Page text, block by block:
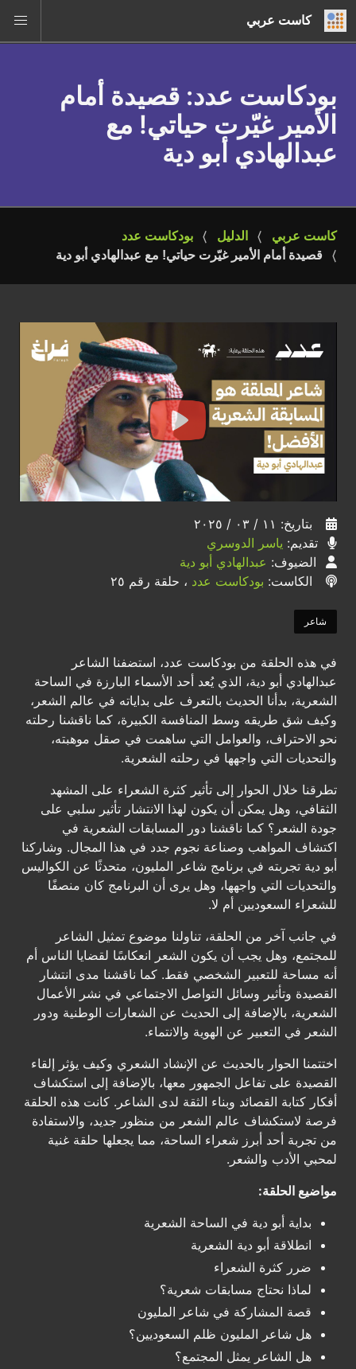
كاست عربي
بودكاست عدد: قصيدة أمام
الأمير غيّرت حياتي! مع
عبدالهادي أبو دية
كاست عربي الدليل
بودكاست عدد
قصيدة أمام الأمير غيّرت حياتي! مع عبدالهادي أبو دية
بتاريخ: ١١ / ٠٣ / ٢٠٢٥
تقديم: ياسر الدوسري
الضيوف: عبدالهادي أبو دية
الكاست: بودكاست عدد ، حلقة رقم ٢٥
شاعر
في هذه الحلقة من بودكاست عدد، استضفنا الشاعر
عبدالهادي أبو دية، الذي يُعد أحد الأسماء البارزة في الساحة
الشعرية، بدأنا الحديث بالتعرف على بداياته في عالم الشعر،
وكيف شق طريقه وسط المنافسة الكبيرة، كما ناقشنا رحلته
نحو الاحتراف، والعوامل التي ساهمت في صقل موهبته،
والتحديات التي واجهها في رحلته الشعرية.
تطرقنا خلال الحوار إلى تأثير كثرة الشعراء على المشهد
الثقافي، وهل يمكن أن يكون لهذا الانتشار تأثير سلبي على
جودة الشعر؟ كما ناقشنا دور المسابقات الشعرية في
اكتشاف المواهب وصناعة نجوم جدد في هذا المجال. وشاركنا
أبو دية تجربته في برنامج شاعر المليون، متحدثًا عن الكواليس
والتحديات التي واجهها، وهل يرى أن البرنامج كان منصفًا
للشعراء السعوديين أم لا.
في جانب آخر من الحلقة، تناولنا موضوع تمثيل الشاعر
للمجتمع، وهل يجب أن يكون الشعر انعكاسًا لقضايا الناس أم
أنه مساحة للتعبير الشخصي فقط. كما ناقشنا مدى انتشار
القصيدة وتأثير وسائل التواصل الاجتماعي في نشر الأعمال
الشعرية، بالإضافة إلى الحديث عن الشعارات الوطنية ودور
الشعر في التعبير عن الهوية والانتماء.
اختتمنا الحوار بالحديث عن الإنشاد الشعري وكيف يؤثر إلقاء
القصيدة على تفاعل الجمهور معها، بالإضافة إلى استكشاف
أفكار كتابة القصائد وبناء الثقة لدى الشاعر. كانت هذه الحلقة
فرصة لاستكشاف عالم الشعر من منظور جديد، والاستفادة
من تجربة أحد أبرز شعراء الساحة، مما يجعلها حلقة غنية
لمحبي الأدب والشعر.
مواضيع الحلقة:
بداية أبو دية في الساحة الشعرية
انطلاقة أبو دية الشعرية
ضرر كثرة الشعراء
لماذا نحتاج مسابقات شعرية؟
قصة المشاركة في شاعر المليون
هل شاعر المليون ظلم السعوديين؟
هل الشاعر يمثل المجتمع؟